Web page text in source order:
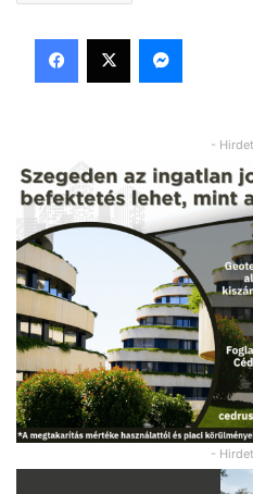
Facebook
X Messenger
-
-